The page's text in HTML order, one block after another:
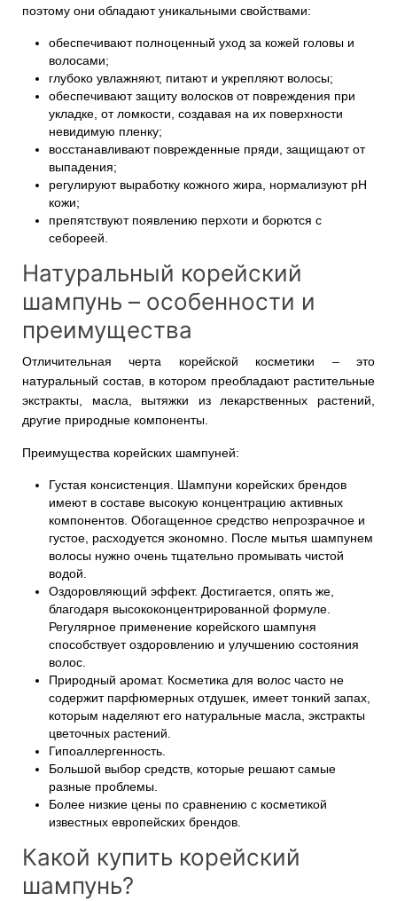
поэтому они обладают уникальными свойствами:
обеспечивают полноценный уход за кожей головы и
волосами;
глубоко увлажняют, питают и укрепляют волосы;
обеспечивают защиту волосков от повреждения при
укладке, от ломкости, создавая на их поверхности
невидимую пленку;
восстанавливают поврежденные пряди, защищают от
выпадения;
регулируют выработку кожного жира, нормализуют pH
кожи;
препятствуют появлению перхоти и борются с
себореей.
Натуральный корейский
шампунь – особенности и
преимущества
Отличительная черта корейской косметики – это
натуральный состав, в котором преобладают растительные
экстракты, масла, вытяжки из лекарственных растений,
другие природные компоненты.
Преимущества корейских шампуней:
Густая консистенция. Шампуни корейских брендов
имеют в составе высокую концентрацию активных
компонентов. Обогащенное средство непрозрачное и
густое, расходуется экономно. После мытья шампунем
волосы нужно очень тщательно промывать чистой
водой.
Оздоровляющий эффект. Достигается, опять же,
благодаря высококонцентрированной формуле.
Регулярное применение корейского шампуня
способствует оздоровлению и улучшению состояния
волос.
Природный аромат. Косметика для волос часто не
содержит парфюмерных отдушек, имеет тонкий запах,
которым наделяют его натуральные масла, экстракты
цветочных растений.
Гипоаллергенность.
Большой выбор средств, которые решают самые
разные проблемы.
Более низкие цены по сравнению с косметикой
известных европейских брендов.
Какой купить корейский
шампунь?